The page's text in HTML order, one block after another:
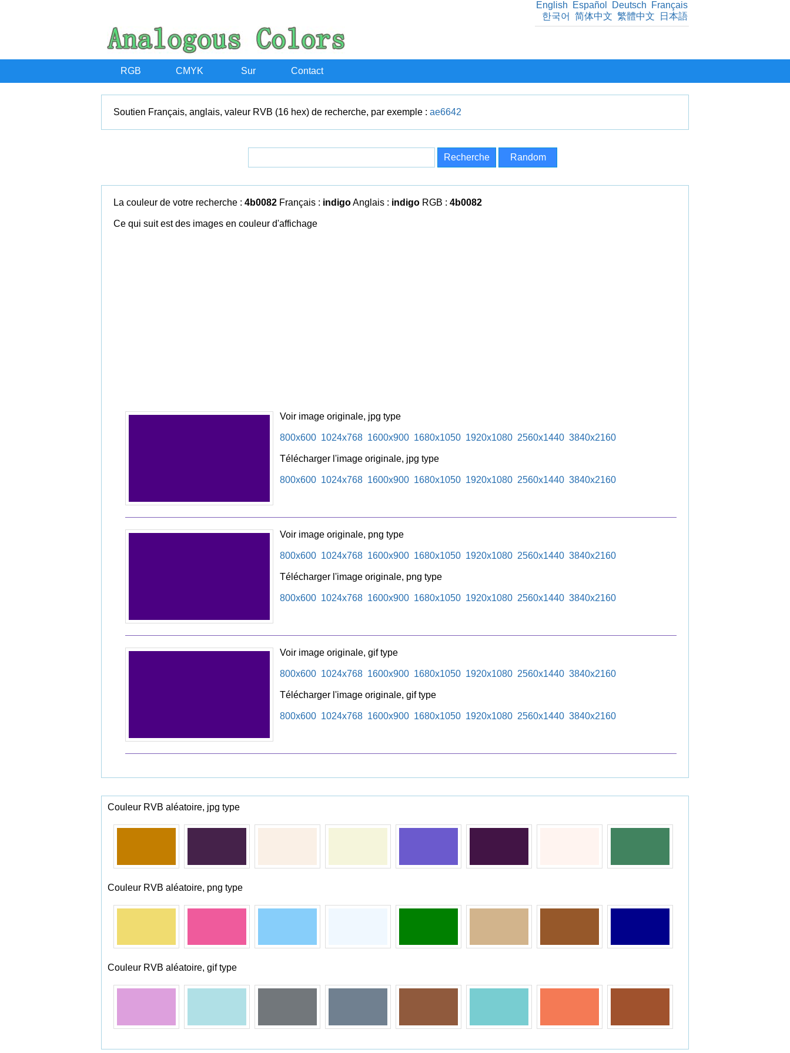
English Español Deutsch
Français
한국어
简体中文 繁體中文 日本語
RGB CMYK Sur Contact
Soutien Français, anglais, valeur RVB (16 hex) de recherche, par exemple : ae6642
La couleur de votre recherche : 4b0082 Français : indigoAnglais : indigo RGB : 4b0082
Ce qui suit est des images en couleur d'affichage
Voir image originale, jpg type
800x600 1024x768 1600x900 1680x1050 1920x1080 2560x1440 3840x2160
Télécharger l'image originale, jpg type
800x600 1024x768 1600x900 1680x1050 1920x1080 2560x1440 3840x2160
Voir image originale, png type
800x600 1024x768 1600x900 1680x1050 1920x1080 2560x1440 3840x2160
Télécharger l'image originale, png type
800x600 1024x768 1600x900 1680x1050 1920x1080 2560x1440 3840x2160
Voir image originale, gif type
800x600 1024x768 1600x900 1680x1050 1920x1080 2560x1440 3840x2160
Télécharger l'image originale, gif type
800x600 1024x768 1600x900 1680x1050 1920x1080 2560x1440 3840x2160
Couleur RVB aléatoire, jpg type
Couleur RVB aléatoire, png type
Couleur RVB aléatoire, gif type